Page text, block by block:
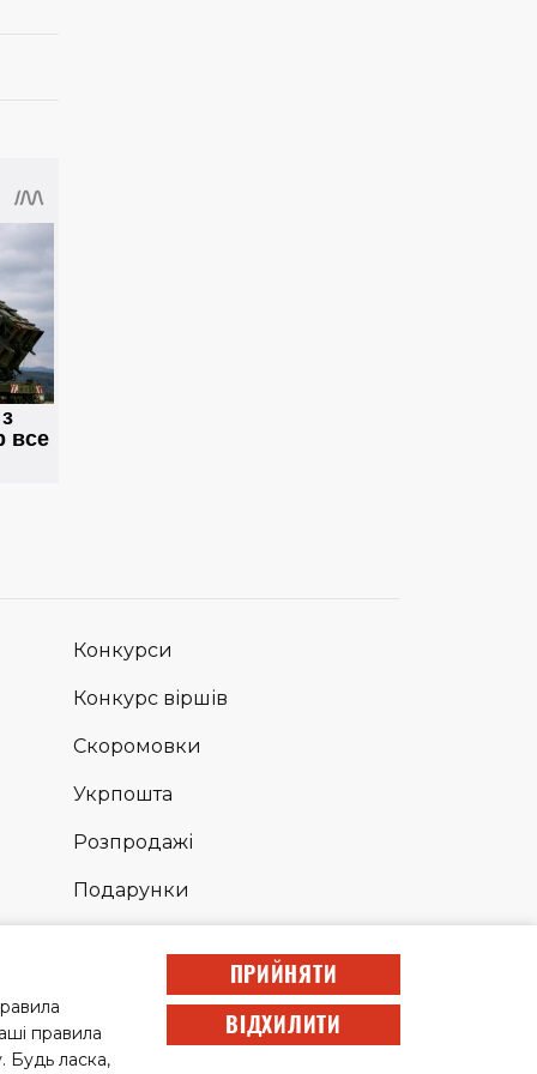
Конкурси
Конкурс віршів
Скоромовки
Укрпошта
Розпродажі
Подарунки
Розробка сайту –
правила
Будь ласка,
ПРИЙНЯТИ
ВІДХИЛИТИ